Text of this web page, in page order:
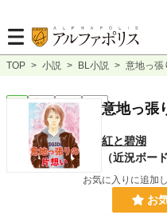
TOP > 小説 > BL小説 > 意地っ張
完結 長編 意地っ張
紅と碧湖
（近況ボー
お気に入りに追加
お